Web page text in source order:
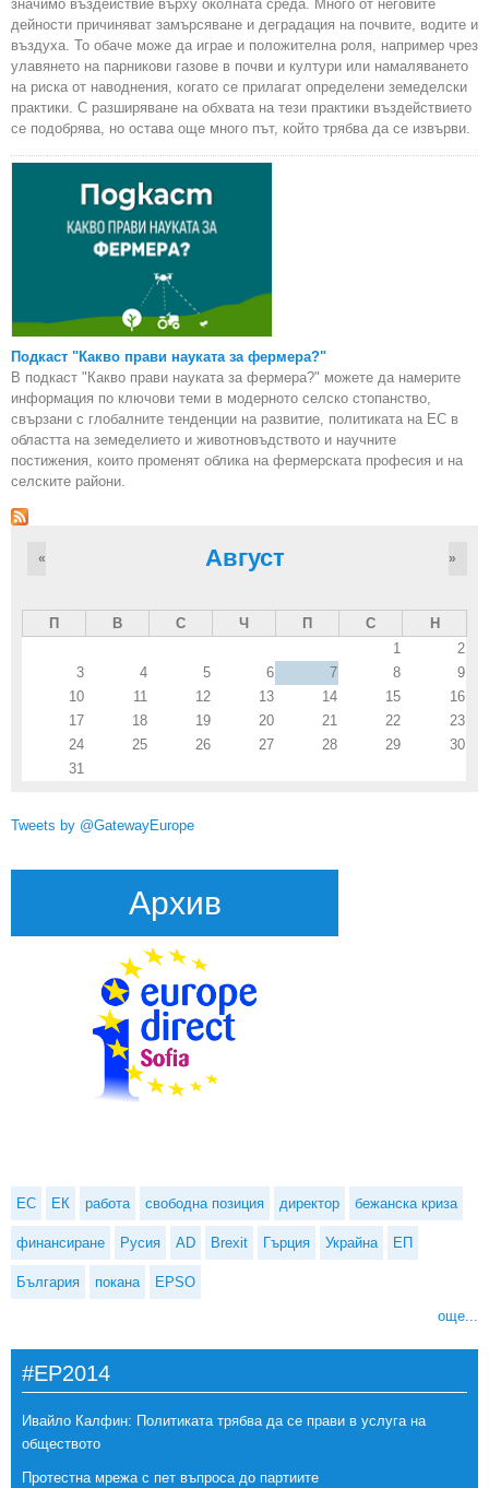
значимо въздействие върху околната среда. Много от неговите
дейности причиняват замърсяване и деградация на почвите, водите и
въздуха. То обаче може да играе и положителна роля, например чрез
улавянето на парникови газове в почви и култури или намаляването
на риска от наводнения, когато се прилагат определени земеделски
практики. С разширяване на обхвата на тези практики въздействието
се подобрява, но остава още много път, който трябва да се извърви.
Подкаст "Какво прави науката за фермера?"
В подкаст "Какво прави науката за фермера?" можете да намерите
информация по ключови теми в модерното селско стопанство,
свързани с глобалните тенденции на развитие, политиката на ЕС в
областта на земеделието и животновъдството и научните
постижения, които променят облика на фермерската професия и на
селските райони.
Август
« »
П В С Ч П С
Н
1
2
3
4 5 6 7 8
9
10
11 12 13 14 15
16
17
18 19 20 21 22
23
24
25 26 27 28 29
30
31
Tweets by @GatewayEurope
Архив
ЕС ЕК работа свободна позиция директор бежанска криза
финансиране Русия AD Brexit Гърция Украйна ЕП
България покана EPSO
още...
#EP2014
Ивайло Калфин: Политиката трябва да се прави в услуга на
обществото
Протестна мрежа с пет въпроса до партиите